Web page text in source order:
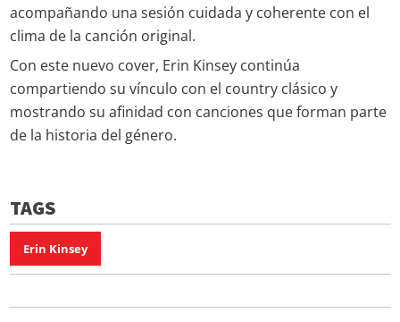
acompañando una sesión cuidada y coherente con el
clima de la canción original.
Con este nuevo cover, Erin Kinsey continúa
compartiendo su vínculo con el country clásico y
mostrando su afinidad con canciones que forman parte
de la historia del género.
TAGS
Erin Kinsey